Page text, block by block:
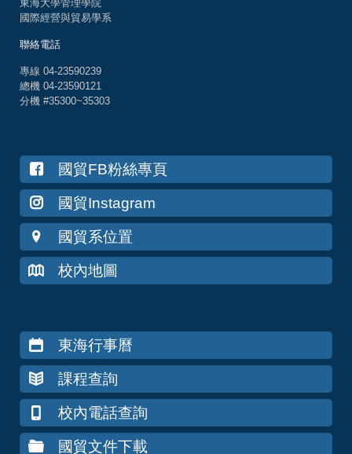
東海大學管理學院
國際經營與貿易學系
聯絡電話
專線 04-23590239
總機 04-23590121
分機 #35300~35303
國貿FB粉絲專頁
國貿Instagram
國貿系位置
校內地圖
東海行事曆
課程查詢
校內電話查詢
國貿文件下載